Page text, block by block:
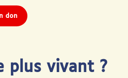
don
plus vivant ?